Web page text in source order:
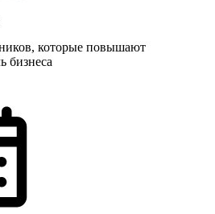
которые повышают
бизнеса